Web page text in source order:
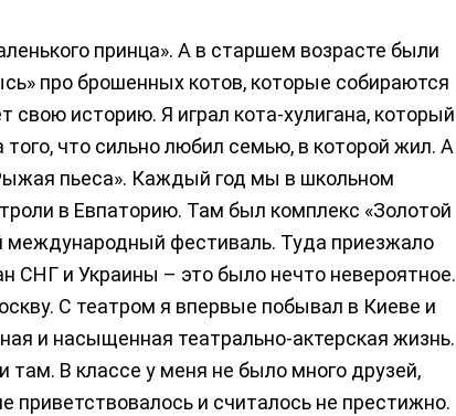
принца». А в старшем возрасте были
про брошенных котов, которые собираются
историю. Я играл кота-хулигана, который
того, что сильно любил семью, в которой жил. А
пьеса». Каждый год мы в школьном
в Евпаторию. Там был комплекс «Золотой
международный фестиваль. Туда приезжало
СНГ и Украины – это было нечто невероятное.
С театром я впервые побывал в Киеве и
и насыщенная театрально-актерская жизнь.
В классе у меня не было много друзей,
приветствовалось и считалось не престижно.